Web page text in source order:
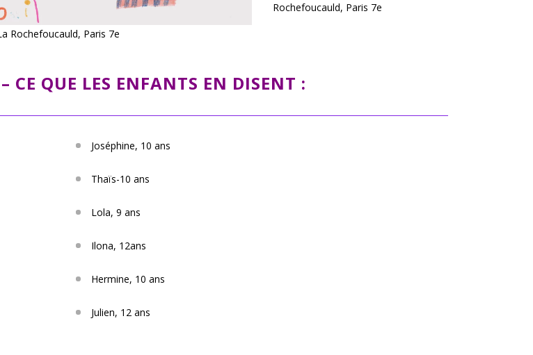
Rochefoucauld, Paris 7e
Rochefoucauld, Paris 7e
CE QUE LES ENFANTS EN DISENT :
Joséphine, 10 ans
Thaïs-10 ans
Lola, 9 ans
Ilona, 12ans
Hermine, 10 ans
Julien, 12 ans